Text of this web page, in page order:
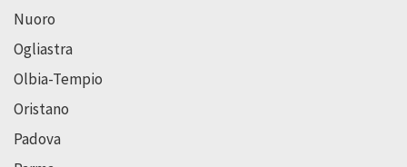
Nuoro
Ogliastra
Olbia-Tempio
Oristano
Padova